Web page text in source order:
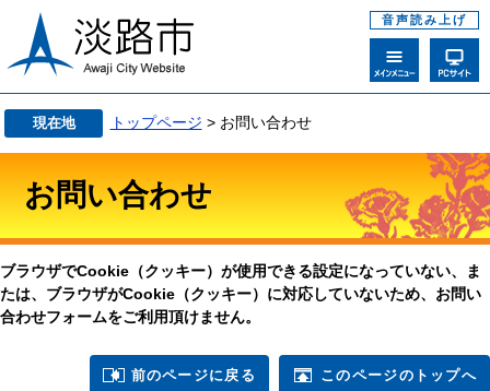
音声読み上げ
現在地 トップページ > お問い合わせ
お問い合わせ
ブラウザでCookie（クッキー）が使用できる設定になっていない、ま
たは、ブラウザがCookie（クッキー）に対応していないため、お問い
合わせフォームをご利用頂けません。
前のページに戻る このページのトップへ